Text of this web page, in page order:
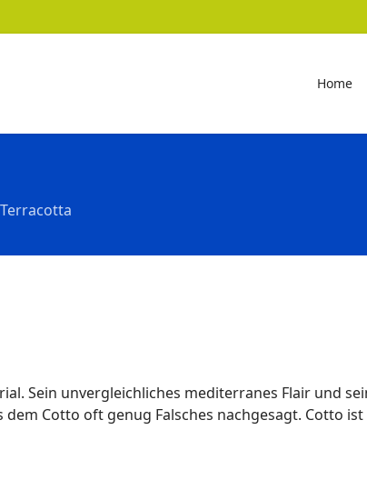
Home
Terracotta
Sein unvergleichliches mediterranes Flair und
Cotto oft genug Falsches nachgesagt. Cotto